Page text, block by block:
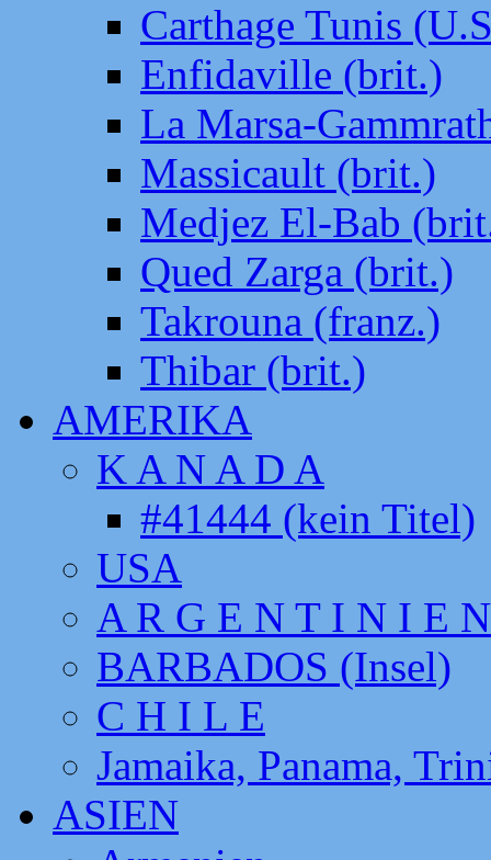
Carthage Tunis
Enfidaville (brit.)
La Marsa-
Massicault (brit.)
Medjez El-Bab
Qued Zarga (brit.)
Takrouna (franz.)
Thibar (brit.)
AMERIKA
K A N A D A
#41444 (kein Titel)
USA
A R G E N T I N I E N
BARBADOS (Insel)
C H I L E
Jamaika, Panama,
ASIEN